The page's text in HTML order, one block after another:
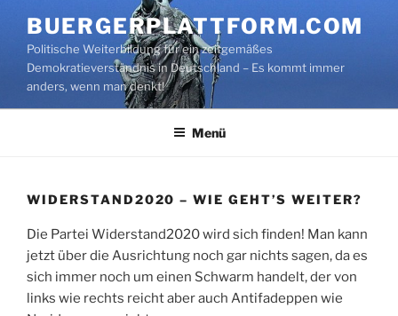
Inhalt
springen
BUERGERPLATTFORM.COM
Politische Weiterbildung für ein zeitgemäßes
Demokratieverständnis in Deutschland – Es kommt immer
anders, wenn man denkt!
Menü
WIDERSTAND2020 – WIE GEHT’S WEITER?
Die Partei Widerstand2020 wird sich finden! Man kann
jetzt über die Ausrichtung noch gar nichts sagen, da es
sich immer noch um einen Schwarm handelt, der von
links wie rechts reicht aber auch Antifadeppen wie